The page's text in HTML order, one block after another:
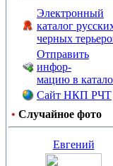
Электронный
каталог
черных
Отправить
инфор-
мацию в
Сайт НКП РЧТ
• Случайное фото
Евгений